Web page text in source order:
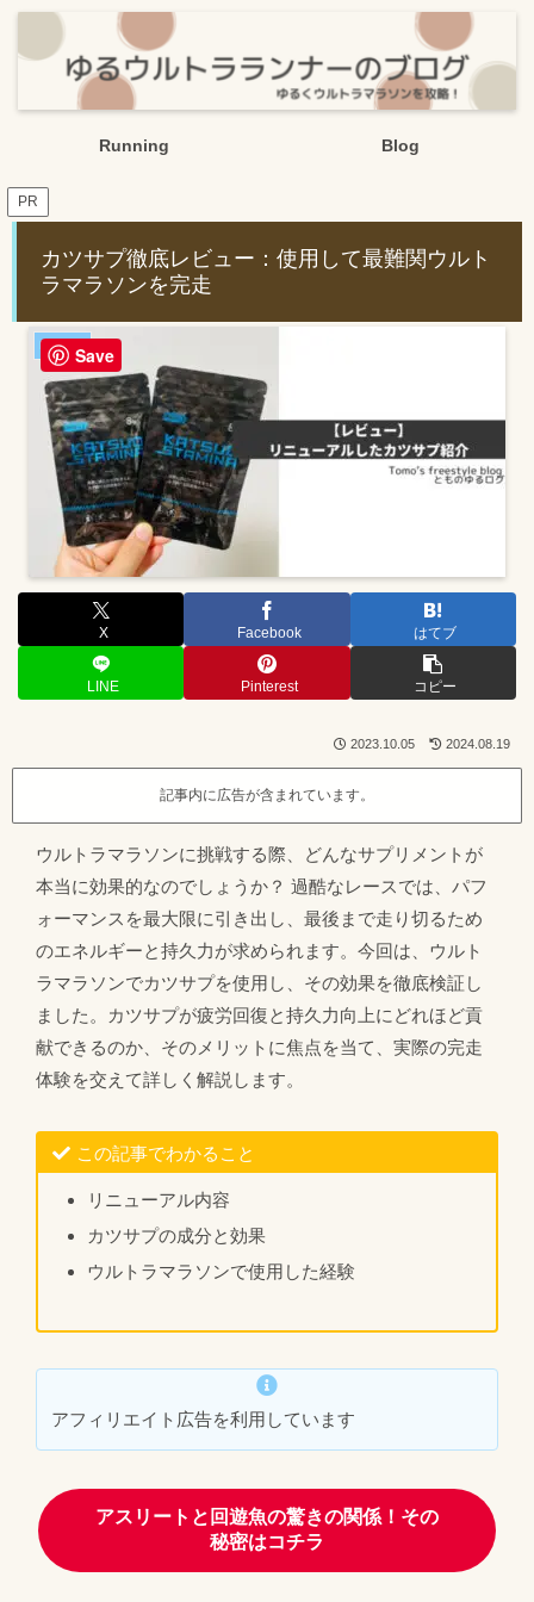
Running Blog
PR
カツサプ徹底レビュー：使用して最難関ウルト
ラマラソンを完走
Running
X Facebook はてブ
LINE Pinterest コピー
2023.10.05 2024.08.19
記事内に広告が含まれています。
ウルトラマラソンに挑戦する際、どんなサプリメントが
本当に効果的なのでしょうか？ 過酷なレースでは、パフ
ォーマンスを最大限に引き出し、最後まで走り切るため
のエネルギーと持久力が求められます。今回は、ウルト
ラマラソンでカツサプを使用し、その効果を徹底検証し
ました。カツサプが疲労回復と持久力向上にどれほど貢
献できるのか、そのメリットに焦点を当て、実際の完走
体験を交えて詳しく解説します。
この記事でわかること
リニューアル内容
カツサプの成分と効果
ウルトラマラソンで使用した経験
アフィリエイト広告を利用しています
アスリートと回遊魚の驚きの関係！その
秘密はコチラ
Save